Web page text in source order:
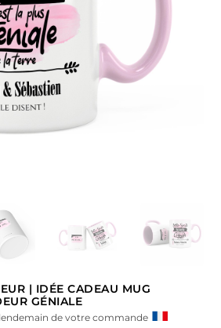
| IDÉE CADEAU MUG
GÉNIALE
de votre commande